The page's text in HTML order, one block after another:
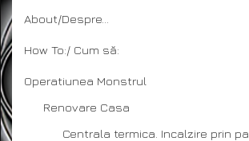
About/Despre…
How To:/ Cum să:
Operatiunea Monstrul
Renovare Casa
Centrala termica. Incalzire prin